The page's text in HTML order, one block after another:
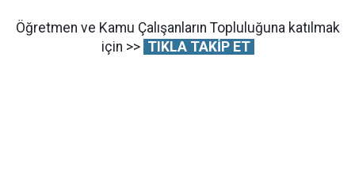
Öğretmen ve Kamu Çalışanların Topluluğuna katılmak
için >> TIKLA TAKİP ET